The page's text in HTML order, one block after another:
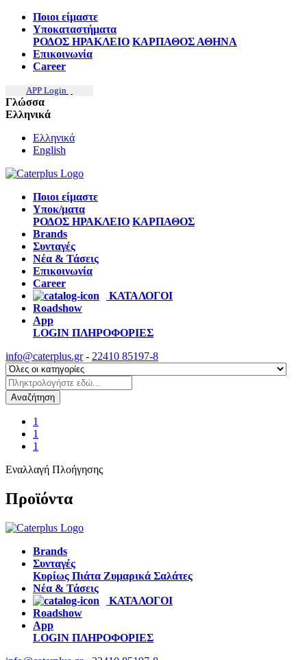
Ποιοι είμαστε
Υποκαταστήματα
ΡΟΔΟΣ ΗΡΑΚΛΕΙΟ ΚΑΡΠΑΘΟΣ ΑΘΗΝΑ
Επικοινωνία
Career
APP Login
Γλώσσα
Ελληνικά
Ελληνικά
English
Ποιοι είμαστε
Υποκ/ματα
ΡΟΔΟΣ ΗΡΑΚΛΕΙΟ ΚΑΡΠΑΘΟΣ
Brands
Συνταγές
Νέα & Τάσεις
Επικοινωνία
Career
ΚΑΤΑΛΟΓΟΙ
Roadshow
App
LOGIN ΠΛΗΡΟΦΟΡΙΕΣ
info@caterplus.gr- 22410 85197-8
Αναζήτηση
1
1
1
Εναλλαγή Πλοήγησης
Προϊόντα
Brands
Συνταγές
Κυρίως Πιάτα Ζυμαρικά Σαλάτες
Νέα & Τάσεις
ΚΑΤΑΛΟΓΟΙ
Roadshow
App
LOGIN ΠΛΗΡΟΦΟΡΙΕΣ